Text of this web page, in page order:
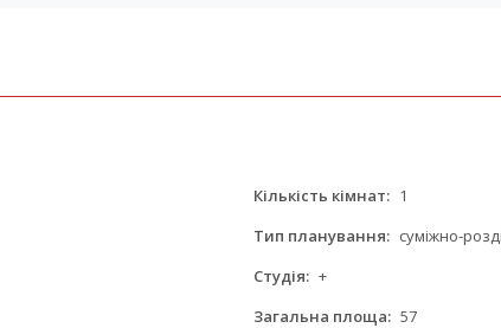
Кількість кімнат: 1
Тип планування: суміжно-
Студія: +
Загальна площа: 57